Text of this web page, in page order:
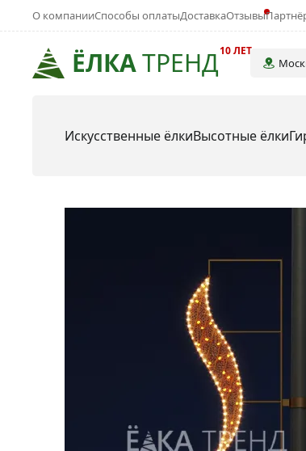
ЁЛКАТРЕНД10 ЛЕТ
О компанииСпособы оплатыДоставкаОтзывы
Искусственные ёлкиВысотные ёлки